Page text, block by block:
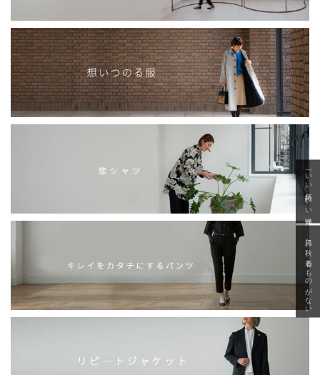
「いい年齢 いい洋服」
急に秋、着るものがない